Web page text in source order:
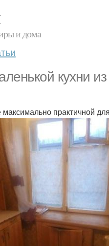
и дома
кухни
практичной